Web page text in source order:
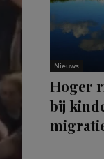
Nieuws
Hoger
bij